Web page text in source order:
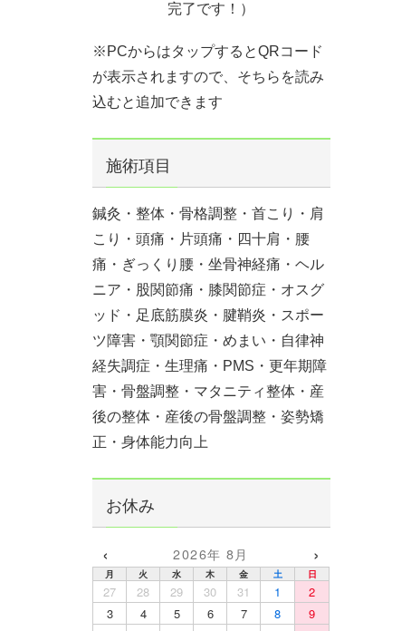
完了です！）
※PCからはタップするとQRコード
が表示されますので、そちらを読み
込むと追加できます
施術項目
鍼灸・整体・骨格調整・首こり・肩
こり・頭痛・片頭痛・四十肩・腰
痛・ぎっくり腰・坐骨神経痛・ヘル
ニア・股関節痛・膝関節症・オスグ
ッド・足底筋膜炎・腱鞘炎・スポー
ツ障害・顎関節症・めまい・自律神
経失調症・生理痛・PMS・更年期障
害・骨盤調整・マタニティ整体・産
後の整体・産後の骨盤調整・姿勢矯
正・身体能力向上
お休み
‹ 2026年 8月 ›
月 火 水 木 金 土 日
27 28 29 30 31 1
2
3
4 5 6 7 8
9